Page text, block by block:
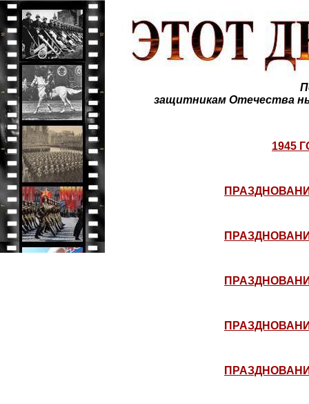
защитникам Отечества
1945